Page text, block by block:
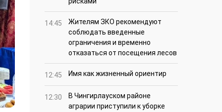
14:45
Жителям ЗКО рекомендуют
соблюдать введенные
ограничения и временно
отказаться от посещения лесов
12:45 Имя как жизненный ориентир
12:30
В Чингирлауском районе
аграрии приступили к уборке